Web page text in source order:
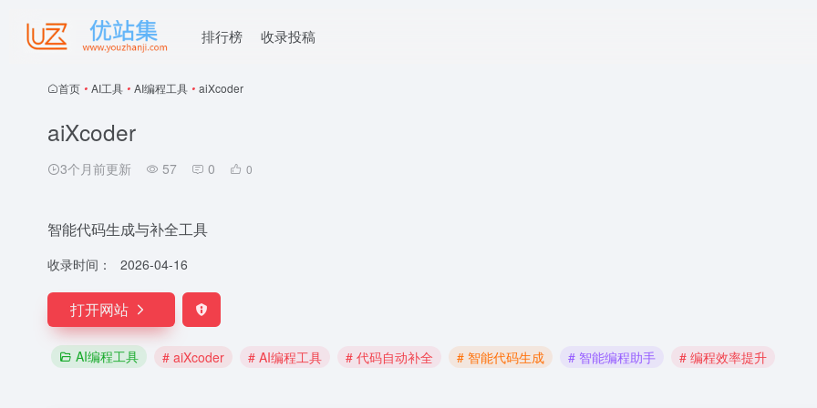
排行榜 收录投稿
首页 • AI工具 • AI编程工具 • aiXcoder
aiXcoder
3个月前更新 57 0 0
智能代码生成与补全工具
收录时间： 2026-04-16
打开网站
AI编程工具 # aiXcoder # AI编程工具 # 代码自动补全 # 智能代码生成 # 智能编程助手 # 编程效率提升